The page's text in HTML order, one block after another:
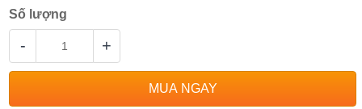
Số lượng
- +